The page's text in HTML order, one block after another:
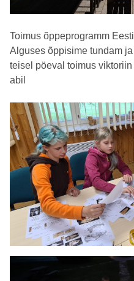
Toimus õppeprogramm
Alguses õppisime tundam
teisel pöeval toimus
abil